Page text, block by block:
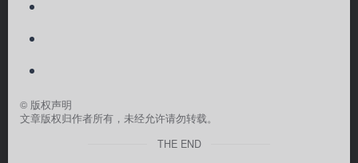
© 版权声明
文章版权归作者所有，未经允许请勿转载。
THE END